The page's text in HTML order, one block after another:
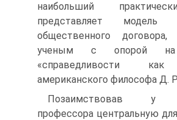
наибольший
представляет модель
общественного договора,
ученым с опорой на
«справедливости как
американского философа Д.
Позаимствовав у
профессора центральную